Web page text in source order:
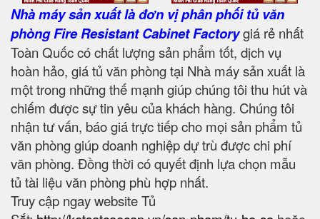
Nhà máy sản xuất là đơn vị phân phối tủ văn
phòng Fire Resistant Cabinet Factorygiá rẻ nhất
Toàn Quốc có chất lượng sản phẩm tốt, dịch vụ
hoàn hảo, giá tủ văn phòng tại Nhà máy sản xuất là
một trong những thế mạnh giúp chúng tôi thu hút và
chiếm được sự tin yêu của khách hàng. Chúng tôi
nhận tư vấn, báo giá trực tiếp cho mọi sản phẩm tủ
văn phòng giúp doanh nghiệp dự trù được chi phí
văn phòng. Đồng thời có quyết định lựa chọn mẫu
tủ tài liệu văn phòng phù hợp nhất.
Truy cập ngay website Tủ